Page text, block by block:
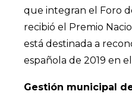
que integran el Foro
recibió el Premio
está destinada a
española de 2019 en
Gestión municipal